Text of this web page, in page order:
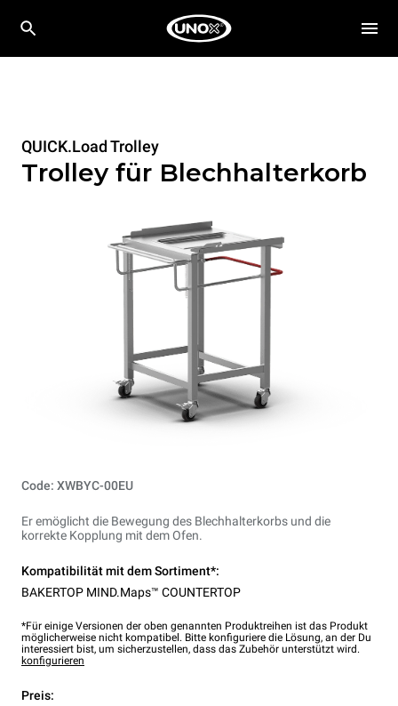
QUICK.Load Trolley
Trolley für Blechhalterkorb
Code: XWBYC-00EU
Er emöglicht die Bewegung des Blechhalterkorbs und die
korrekte Kopplung mit dem Ofen.
Kompatibilität mit dem Sortiment*:
BAKERTOP MIND.Maps™ COUNTERTOP
*Für einige Versionen der oben genannten Produktreihen ist das Produkt
möglicherweise nicht kompatibel. Bitte konfiguriere die Lösung, an der Du
interessiert bist, um sicherzustellen, dass das Zubehör unterstützt wird.
konfigurieren
Preis: